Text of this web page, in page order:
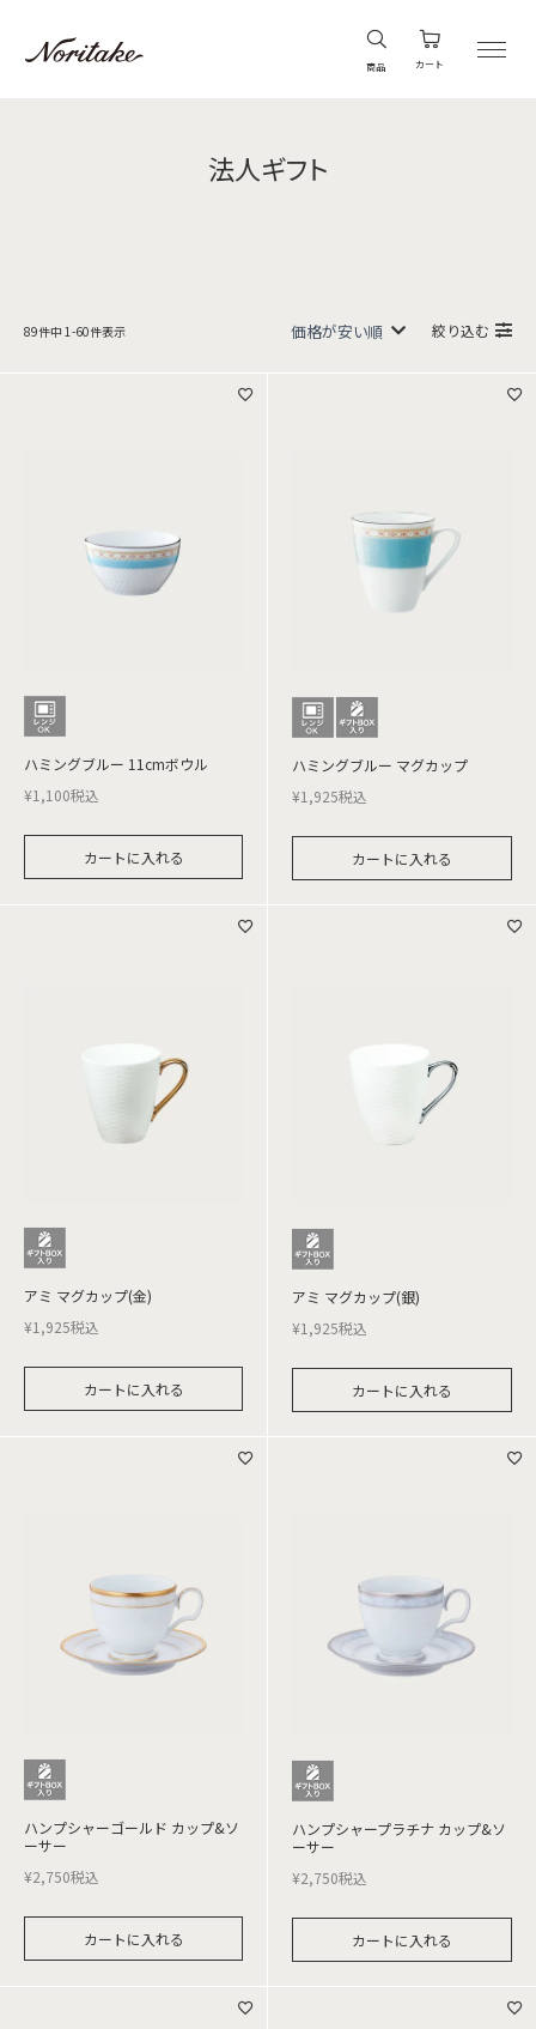
商品 カート
法人ギフト
89件中 1 -60件表示 絞り込む
ハミングブルー 11cmボウル
¥1,100税込
カートに入れる
ハミングブルー マグカップ
¥1,925税込
カートに入れる
アミ マグカップ(金)
¥1,925税込
カートに入れる
アミ マグカップ(銀)
¥1,925税込
カートに入れる
ハンプシャーゴールド カップ&ソ
ーサー
¥2,750税込
カートに入れる
ハンプシャープラチナ カップ&ソ
ーサー
¥2,750税込
カートに入れる